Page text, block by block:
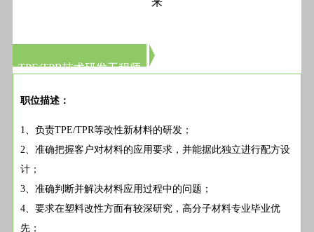
TPE/TPR技术研发工程师
职位描述：
1、负责TPE/TPR等改性新材料的研发；
2、准确把握客户对材料的应用要求，并能据此独立进行配方设
计；
3、准确判断并解决材料应用过程中的问题；
4、要求在塑料改性方面有较深研究，高分子材料专业毕业优
先；